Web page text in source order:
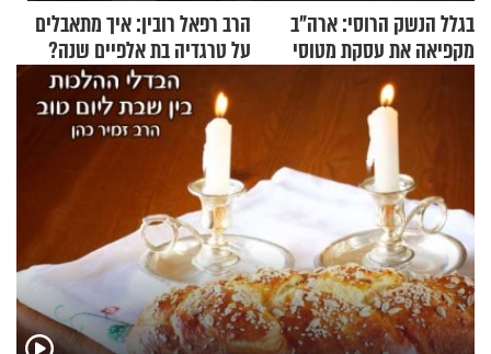
בגלל הנשק הרוסי: ארה"ב
מקפיאה את עסקת מטוסי
הקרב לטורקיה
הרב רפאל רובין: איך מתאבלים
על טרגדיה בת אלפיים שנה?